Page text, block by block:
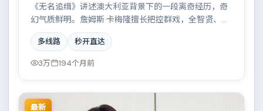
《无名追缉》讲述澳大利亚背景下的一段离奇经历，奇
幻气质鲜明。詹姆斯·卡梅隆擅长把控群戏，全智贤、弗
洛伦斯·皮尤、吴京、凯特·布兰切特共同撑起复杂人物关
系，科技伦理与情感羁绊形成强烈对撞。
多线路 秒开直达
3万 194个月前
最新